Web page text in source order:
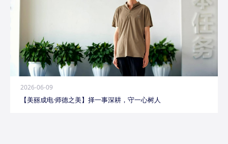
2026-06-09
【美丽成电·师德之美】择一事深耕，守一心树人